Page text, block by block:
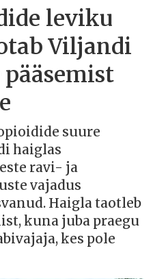
leviku
Viljandi
suure
haiglas
ravi- ja
vajadus
Haigla taotleb
kuna juba praegu
kes pole